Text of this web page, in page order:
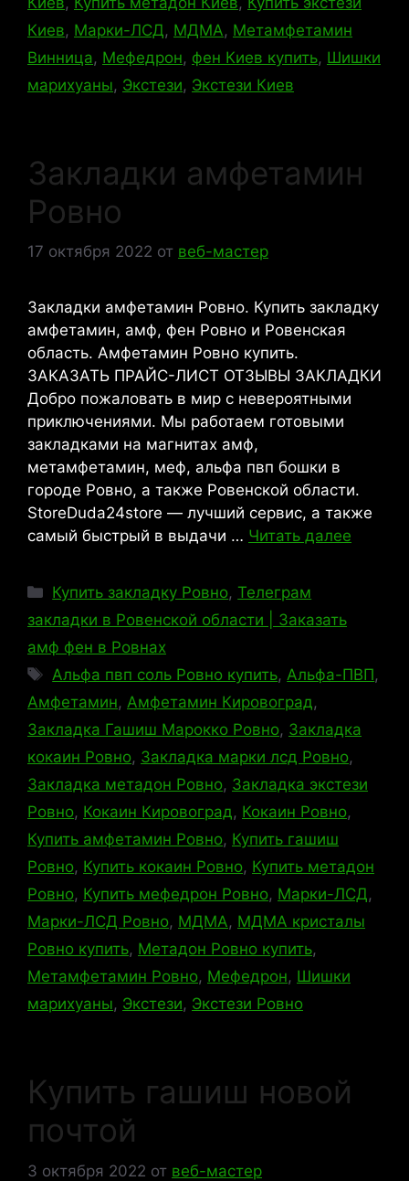
Киев, Марки-ЛСД, МДМА, Метамфетамин
Винница, Мефедрон, фен Киев купить, Шишки
марихуаны, Экстези, Экстези Киев
Закладки амфетамин
Ровно
17 октября 2022 от веб-мастер
Закладки амфетамин Ровно. Купить закладку
амфетамин, амф, фен Ровно и Ровенская
область. Амфетамин Ровно купить.
ЗАКАЗАТЬ ПРАЙС-ЛИСТ ОТЗЫВЫ ЗАКЛАДКИ
Добро пожаловать в мир с невероятными
приключениями. Мы работаем готовыми
закладками на магнитах амф,
метамфетамин, меф, альфа пвп бошки в
городе Ровно, а также Ровенской области.
StoreDuda24store — лучший сервис, а также
самый быстрый в выдачи … Читать далее
Рубрики
Купить закладку Ровно,Телеграм
закладки в Ровенской области | Заказать
амф фен в Ровнах
Метки
Альфа пвп соль Ровно купить,Альфа-ПВП,
Амфетамин, Амфетамин Кировоград,
Закладка Гашиш Марокко Ровно, Закладка
кокаин Ровно, Закладка марки лсд Ровно,
Закладка метадон Ровно, Закладка экстези
Ровно, Кокаин Кировоград, Кокаин Ровно,
Купить амфетамин Ровно, Купить гашиш
Ровно, Купить кокаин Ровно, Купить метадон
Ровно, Купить мефедрон Ровно, Марки-ЛСД,
Марки-ЛСД Ровно, МДМА, МДМА кристалы
Ровно купить, Метадон Ровно купить,
Метамфетамин Ровно, Мефедрон, Шишки
марихуаны, Экстези, Экстези Ровно
Купить гашиш новой
почтой
3 октября 2022 от веб-мастер